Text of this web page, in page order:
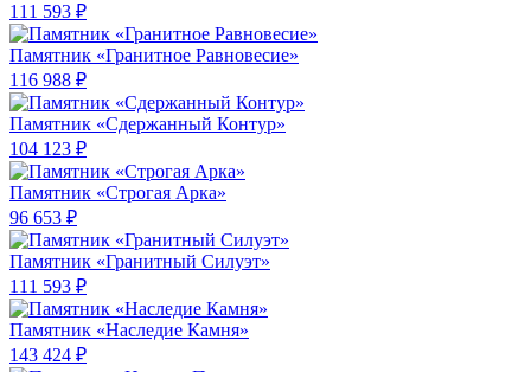
111 593 ₽
Памятник «Гранитное Равновесие»
116 988 ₽
Памятник «Сдержанный Контур»
104 123 ₽
Памятник «Строгая Арка»
96 653 ₽
Памятник «Гранитный Силуэт»
111 593 ₽
Памятник «Наследие Камня»
143 424 ₽